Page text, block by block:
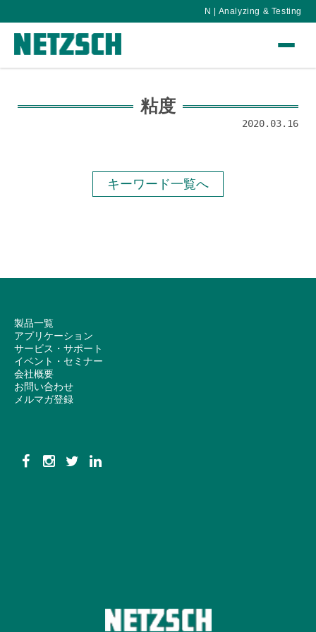
N | Analyzing & Testing
粘度
2020.03.16
キーワード一覧へ
製品一覧
アプリケーション
サービス・サポート
イベント・セミナー
会社概要
お問い合わせ
メルマガ登録